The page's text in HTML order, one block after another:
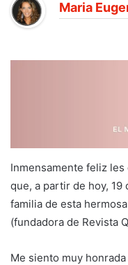
Maria
Inmensamente feliz
que, a partir de hoy, 19
familia de esta
(fundadora de Revista
Me siento muy